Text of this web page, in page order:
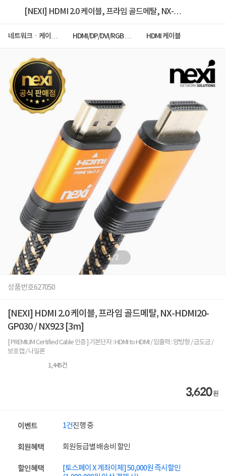
[NEXI] HDMI 2.0 케이블, 프라임 골드메탈, NX-
네트워크ㆍ케이블
HDMI/DP/DVI/RGB 케
HDMI 케이블
1/2
상품번호627050
[NEXI] HDMI 2.0 케이블, 프라임 골드메탈, NX-HDMI20-
GP030 / NX923 [3m]
[ PREMIUM Certified Cable 인증 ] 기본단자 : HDMI to HDMI / 입출력 : 양방향 / 금도금 /
보호캡 / 나일론
1,445건
3,620원
이벤트 1건진행 중
회원혜택 회원등급별 배송비 할인
할인혜택
[토스페이 X 계좌이체] 50,000원 즉시할인